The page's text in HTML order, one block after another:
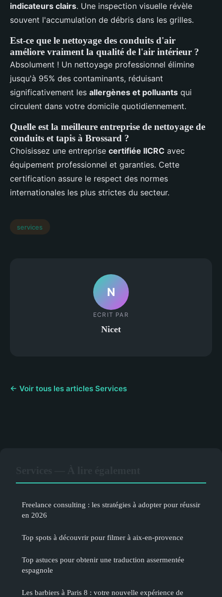
indicateurs clairs. Une inspection visuelle révèle
souvent l'accumulation de débris dans les grilles.
Est-ce que le nettoyage des conduits d'air
améliore vraiment la qualité de l'air intérieur ?
Absolument ! Un nettoyage professionnel élimine
jusqu'à 95% des contaminants, réduisant
significativement les allergènes et polluants qui
circulent dans votre domicile quotidiennement.
Quelle est la meilleure entreprise de nettoyage de
conduits et tapis à Brossard ?
Choisissez une entreprise certifiée IICRC avec
équipement professionnel et garanties. Cette
certification assure le respect des normes
internationales les plus strictes du secteur.
services
N
ECRIT PAR
Nicet
← Voir tous les articles Services
Freelance consulting : les stratégies à adopter pour réussir
en 2026
Top spots à découvrir pour filmer à aix-en-provence
Top astuces pour obtenir une traduction assermentée
espagnole
Les barbiers à Paris 8 : votre nouvelle expérience de